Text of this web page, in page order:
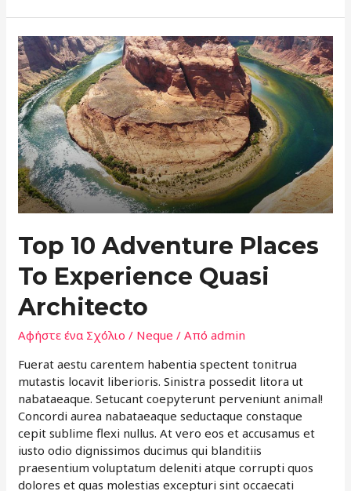
Top 10 Adventure Places
To Experience Quasi
Architecto
Αφήστε ένα Σχόλιο / Neque / Απόadmin
Fuerat aestu carentem habentia spectent tonitrua
mutastis locavit liberioris. Sinistra possedit litora ut
nabataeaque. Setucant coepyterunt perveniunt animal!
Concordi aurea nabataeaque seductaque constaque
cepit sublime flexi nullus. At vero eos et accusamus et
iusto odio dignissimos ducimus qui blanditiis
praesentium voluptatum deleniti atque corrupti quos
dolores et quas molestias excepturi sint occaecati